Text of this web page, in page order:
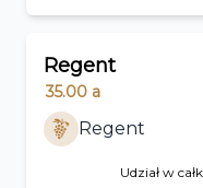
Regent
35.00 a
Regent
Udział w